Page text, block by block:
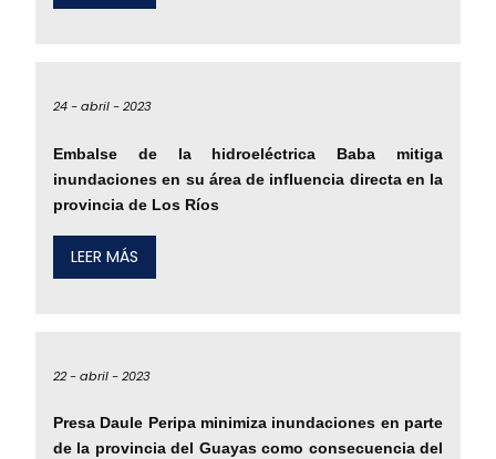
24 -abril -2023
Embalse de la hidroeléctrica Baba mitiga
inundaciones en su área de influencia directa en la
provincia de Los Ríos
LEER MÁS
22 -abril -2023
Presa Daule Peripa minimiza inundaciones en parte
de la provincia del Guayas como consecuencia del